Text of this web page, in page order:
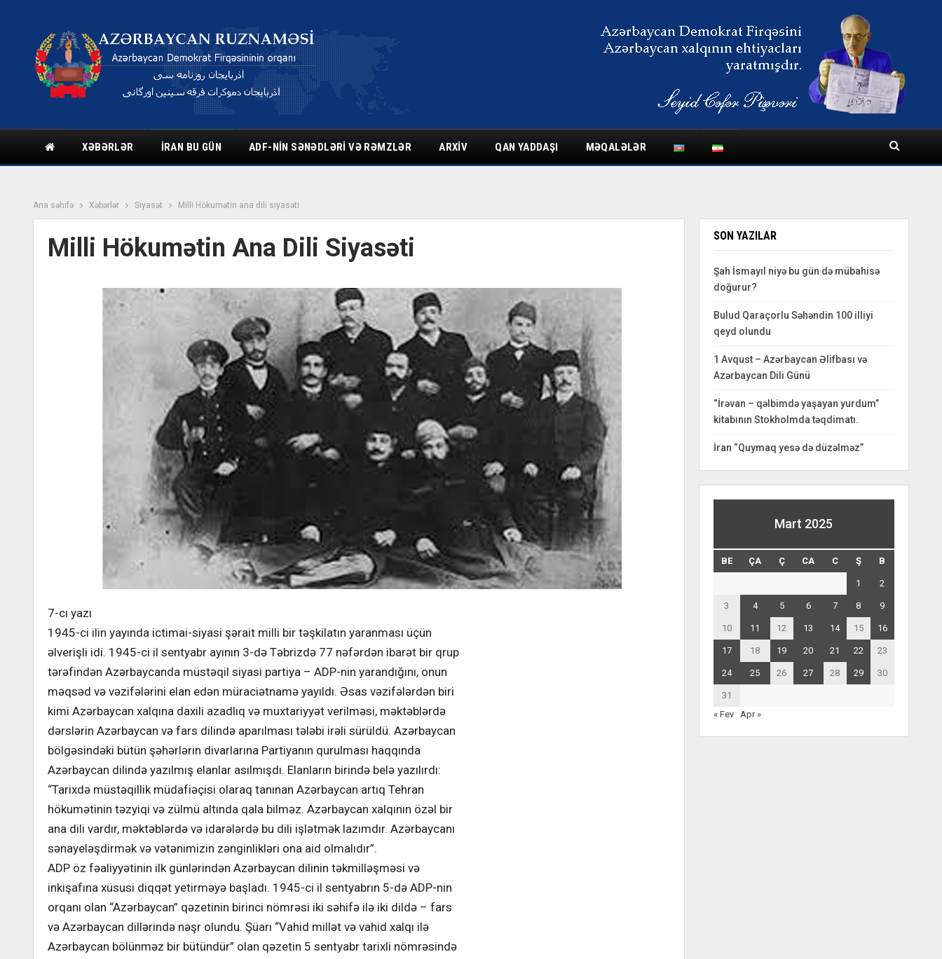
XƏBƏRLƏR İRAN BU GÜN ADF-NIN SƏNƏDLƏRI VƏ RƏMZLƏR ARXIV QAN YADDAŞI MƏQALƏLƏR
Ana səhifə Xəbərlər Siyasət Milli Hökumətin ana dili siyasəti
Milli Hökumətin Ana Dili Siyasəti
7-cı yazı
1945-ci ilin yayında ictimai-siyasi şərait milli bir təşkilatın yaranması üçün
əlverişli idi. 1945-ci il sentyabr ayının 3-də Təbrizdə 77 nəfərdən ibarət bir qrup
tərəfindən Azərbaycanda müstəqil siyasi partiya – ADP-nin yarandığını, onun
məqsəd və vəzifələrini elan edən müraciətnamə yayıldı. Əsas vəzifələrdən biri
kimi Azərbaycan xalqına daxili azadlıq və muxtariyyət verilməsi, məktəblərdə
dərslərin Azərbaycan və fars dilində aparılması tələbi irəli sürüldü. Azərbaycan
bölgəsindəki bütün şəhərlərin divarlarına Partiyanın qurulması haqqında
Azərbaycan dilində yazılmış elanlar asılmışdı. Elanların birində belə yazılırdı:
“Tarixdə müstəqillik müdafiəçisi olaraq tanınan Azərbaycan artıq Tehran
hökumətinin təzyiqi və zülmü altında qala bilməz. Azərbaycan xalqının özəl bir
ana dili vardır, məktəblərdə və idarələrdə bu dili işlətmək lazımdır. Azərbaycanı
sənayeləşdirmək və vətənimizin zənginlikləri ona aid olmalıdır”.
ADP öz fəaliyyətinin ilk günlərindən Azərbaycan dilinin təkmilləşməsi və
inkişafına xüsusi diqqət yetirməyə başladı. 1945-ci il sentyabrın 5-də ADP-nin
orqanı olan “Azərbaycan” qəzetinin birinci nömrəsi iki səhifə ilə iki dildə – fars
və Azərbaycan dillərində nəşr olundu. Şüarı “Vahid millət və vahid xalqı ilə
Azərbaycan bölünməz bir bütündür” olan qəzetin 5 sentyabr tarixli nömrəsində
SON YAZILAR
Şah İsmayıl niyə bu gün də mübahisə
doğurur?
Bulud Qaraçorlu Səhəndin 100 illiyi
qeyd olundu
1 Avqust – Azərbaycan Əlifbası və
Azərbaycan Dili Günü
“İrəvan – qəlbimdə yaşayan yurdum”
kitabının Stokholmda təqdimatı.
İran “Quymaq yesə də düzəlməz”
Mart 2025
BE ÇA Ç CA C Ş B
1 2
3 4 5 6 7 8 9
10 11 12 13 14 15 16
17 18 19 20 21 22 23
24 25 26 27 28 29 30
31
« Fev
Apr »